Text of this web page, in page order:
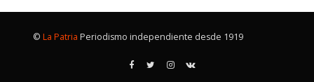
© La Patria Periodismo independiente desde 1919